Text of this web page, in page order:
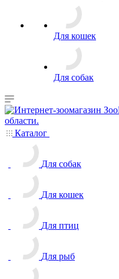
Для кошек
Для собак
Каталог
Для собак
Для кошек
Для птиц
Для рыб